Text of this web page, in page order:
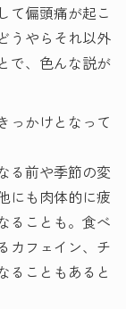
て偏頭痛が起こ
うやらそれ以外
で、色んな説が
っかけとなって
る前や季節の変
にも肉体的に疲
ることも。食べ
カフェイン、チ
ることもあると